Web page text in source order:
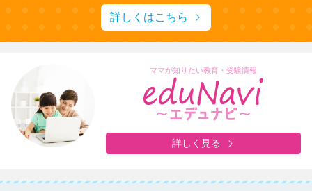
詳しくはこちら
ママが知りたい教育・受験情報
詳しく見る